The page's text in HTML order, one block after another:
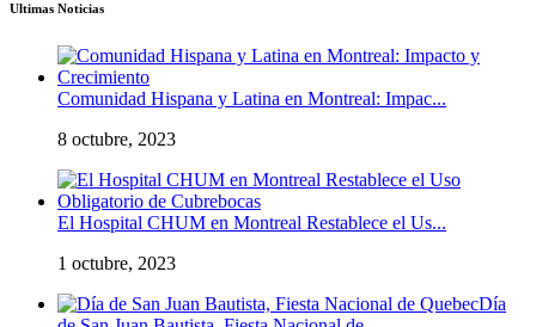
Ultimas Noticias
Comunidad Hispana y Latina en Montreal: Impac...
8 octubre, 2023
El Hospital CHUM en Montreal Restablece el Us...
1 octubre, 2023
Día